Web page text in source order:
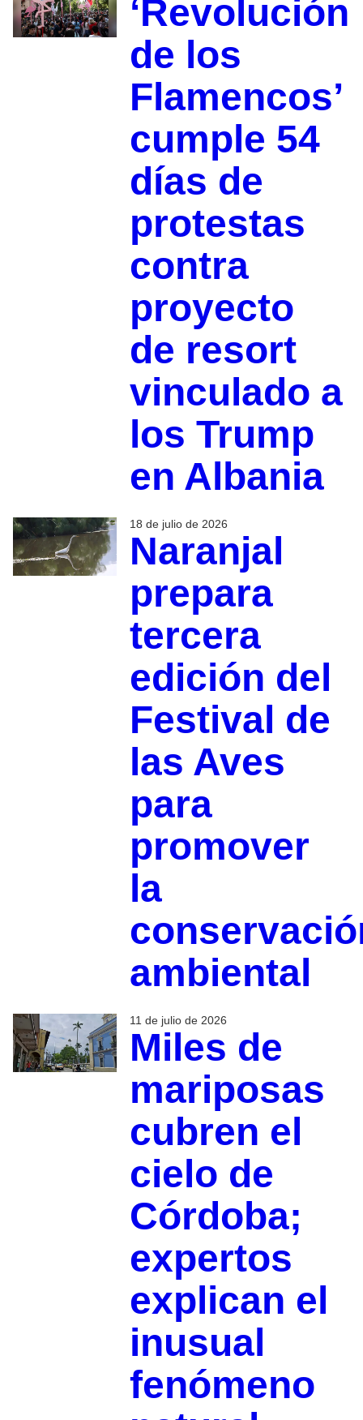
‘Revolución
de los
Flamencos’
cumple 54
días de
protestas
contra
proyecto
de resort
vinculado a
los Trump
en Albania
18 de julio de 2026
Naranjal
prepara
tercera
edición del
Festival de
las Aves
para
promover
la
ambiental
11 de julio de 2026
Miles de
mariposas
cubren el
cielo de
Córdoba;
expertos
explican el
inusual
fenómeno